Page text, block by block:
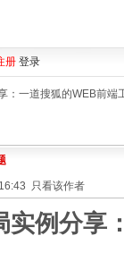
册 登录
：一道搜狐的WEB前端
只看该作者
实例分享